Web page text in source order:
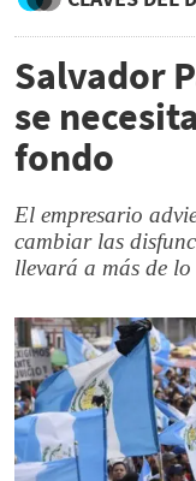
Salvador
se
fondo
El empresario
cambiar las
llevará a más de lo